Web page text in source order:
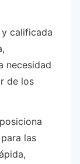
calificada
necesidad
de los
las